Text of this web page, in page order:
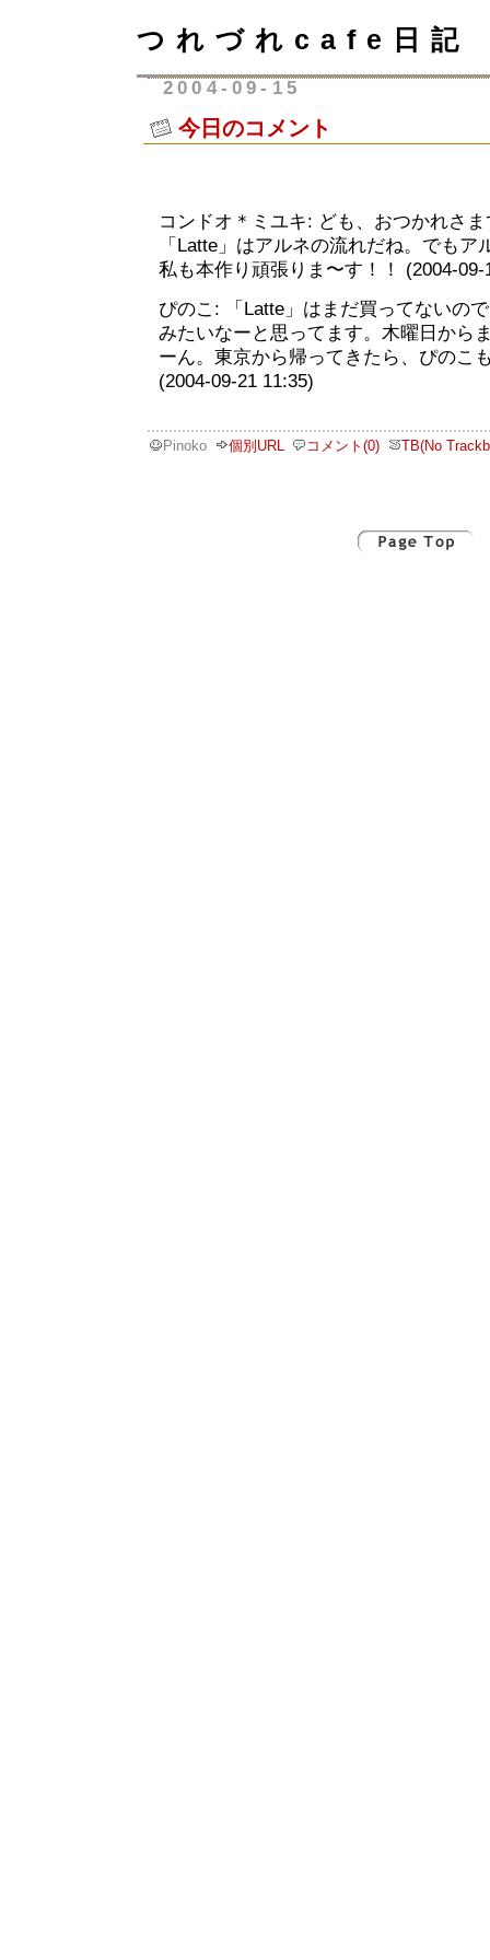
つれづれcafe日記
2004-09-15
今日のコメント
コンドオ＊ミユキ: ども、おつかれさ
「Latte」はアルネの流れだね。でも
私も本作り頑張りま〜す！！ (2004-09-
ぴのこ: 「Latte」はまだ買ってないの
みたいなーと思ってます。木曜日から
ーん。東京から帰ってきたら、ぴのこ
(2004-09-21 11:35)
Pinoko 個別URL コメント(0) TB(No